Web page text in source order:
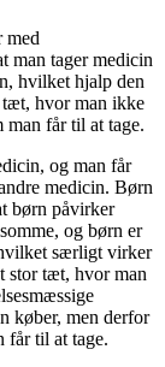
med
man tager medicin
hvilket hjalp den
tæt, hvor man ikke
får til at tage.
og man får
medicin. Børn
børn påvirker
og børn er
særligt virker
stor tæt, hvor man
køber, men derfor
får til at tage.